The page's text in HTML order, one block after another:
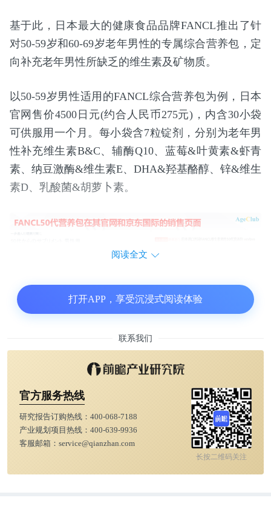
基于此，日本最大的健康食品品牌FANCL推出了针
对50-59岁和60-69岁老年男性的专属综合营养包，定
向补充老年男性所缺乏的维生素及矿物质。
以50-59岁男性适用的FANCL综合营养包为例，日本
官网售价4500日元(约合人民币275元)，内含30小袋
可供服用一个月。每小袋含7粒锭剂，分别为老年男
性补充维生素B&C、辅酶Q10、蓝莓&叶黄素&虾青
素、纳豆激酶&维生素E、DHA&羟基酪醇、锌&维生
素D、乳酸菌&胡萝卜素。
合营养包进行了详细对比，发现两者在主要成分方面
存在以下明显区别：
每袋男性营养包维生素D含量为14.5μg，女性营养包
阅读全文
打开APP，享受沉浸式阅读体验
联系我们
官方服务热线
研究报告订购热线： 400-068-7188
产业规划项目热线： 400-639-9936
客服邮箱： service@qianzhan.com
长按二维码关注